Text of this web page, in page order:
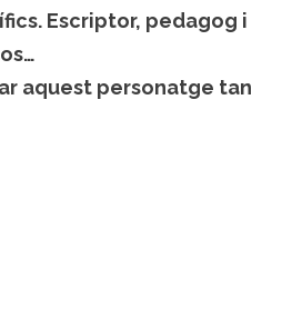
Escriptor, pedagog i
aquest personatge tan